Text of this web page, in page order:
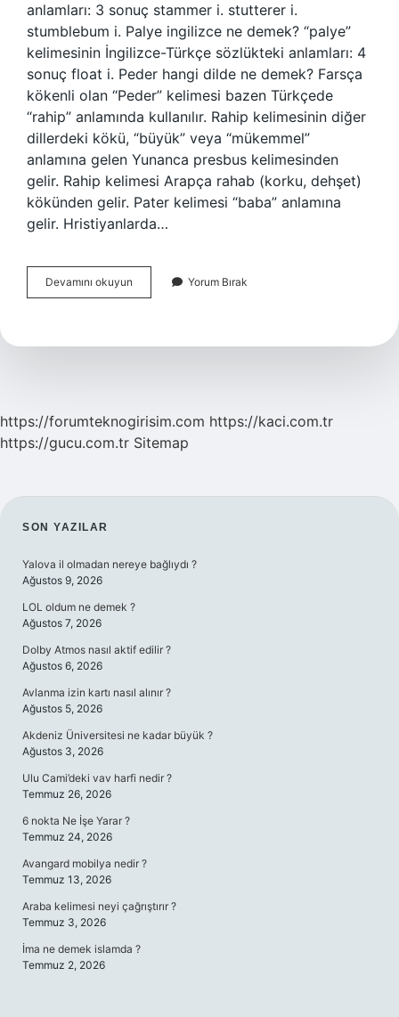
anlamları: 3 sonuç stammer i. stutterer i.
stumblebum i. Palye ingilizce ne demek? “palye”
kelimesinin İngilizce-Türkçe sözlükteki anlamları: 4
sonuç float i. Peder hangi dilde ne demek? Farsça
kökenli olan “Peder” kelimesi bazen Türkçede
“rahip” anlamında kullanılır. Rahip kelimesinin diğer
dillerdeki kökü, “büyük” veya “mükemmel”
anlamına gelen Yunanca presbus kelimesinden
gelir. Rahip kelimesi Arapça rahab (korku, dehşet)
kökünden gelir. Pater kelimesi “baba” anlamına
gelir. Hristiyanlarda…
Devamını okuyun
Ingilizce
Yorum Bırak
https://forumteknogirisim.com https://kaci.com.tr
https://gucu.com.tr Sitemap
SIDEBAR
SON YAZILAR
Yalova il olmadan nereye bağlıydı ?
Ağustos 9, 2026
LOL oldum ne demek ?
Ağustos 7, 2026
Dolby Atmos nasıl aktif edilir ?
Ağustos 6, 2026
Avlanma izin kartı nasıl alınır ?
Ağustos 5, 2026
Akdeniz Üniversitesi ne kadar büyük ?
Ağustos 3, 2026
Ulu Cami’deki vav harfi nedir ?
Temmuz 26, 2026
6 nokta Ne İşe Yarar ?
Temmuz 24, 2026
Avangard mobilya nedir ?
Temmuz 13, 2026
Araba kelimesi neyi çağrıştırır ?
Temmuz 3, 2026
İma ne demek islamda ?
Temmuz 2, 2026